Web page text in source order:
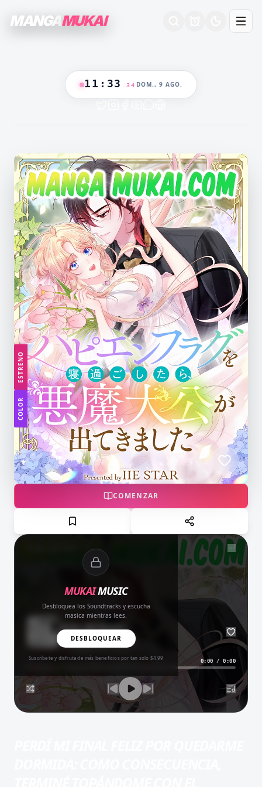
MANGA MUKAI
11 : 33 .35 DOM., 9 AGO.
ESTRENO
COLOR
COMENZAR
MUKAIMUSIC
Desbloquea los Soundtracks y escucha
masica mientras lees.
DESBLOQUEAR
Suscríbete y disfruta de más beneficios por tan solo $4.99
Amor del Bueno
BALADA
0:00 /0:00